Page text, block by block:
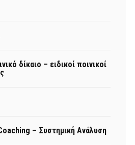
δίκαιο – ειδικοί ποινικοί
– Συστημική Ανάλυση